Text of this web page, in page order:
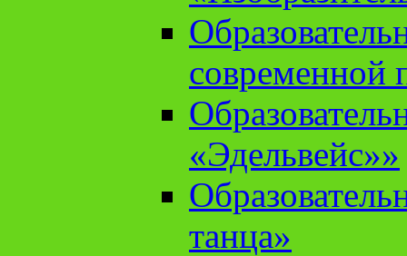
современной
«Эдельвейс»»
танца»